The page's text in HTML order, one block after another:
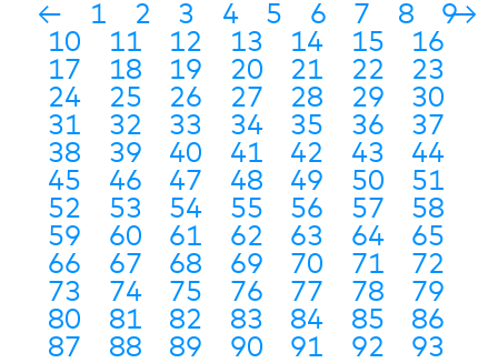
← 1 2 3 4 5 6 7 8
9
10
11 12 13 14 15
16
17
18 19 20 21 22
23
24
25 26 27 28 29
30
31
32 33 34 35 36
37
38
39 40 41 42 43
44
45
46 47 48 49 50
51
52
53 54 55 56 57
58
59
60 61 62 63 64
65
66
67 68 69 70 71
72
73
74 75 76 77 78
79
80
81 82 83 84 85
86
87
88 89 90 91 92
93
→